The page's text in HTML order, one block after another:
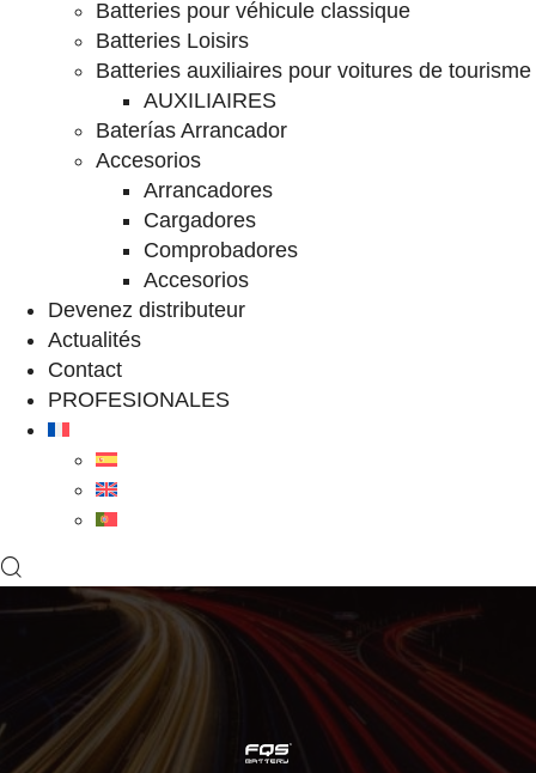
Batteries pour véhicule classique
Batteries Loisirs
Batteries auxiliaires pour voitures de tourisme
AUXILIAIRES
Baterías Arrancador
Accesorios
Arrancadores
Cargadores
Comprobadores
Accesorios
Devenez distributeur
Actualités
Contact
PROFESIONALES